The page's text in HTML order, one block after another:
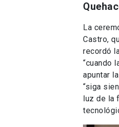
La
Castro,
recordó
“cuando
apuntar
“siga
luz de la